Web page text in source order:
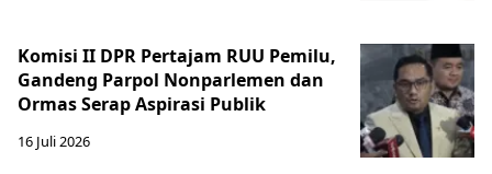
Komisi II DPR Pertajam RUU Pemilu,
Gandeng Parpol Nonparlemen dan
Ormas Serap Aspirasi Publik
16 Juli 2026